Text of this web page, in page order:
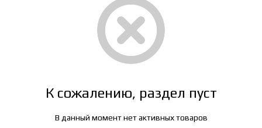
К сожалению, раздел пуст
В данный момент нет активных товаров